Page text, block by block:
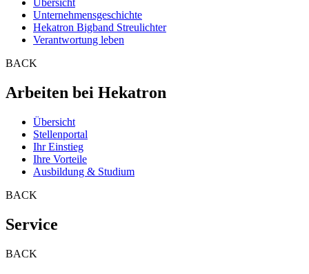
Übersicht
Unternehmensgeschichte
Hekatron Bigband Streulichter
Verantwortung leben
BACK
Arbeiten bei Hekatron
Übersicht
Stellenportal
Ihr Einstieg
Ihre Vorteile
Ausbildung & Studium
BACK
Service
BACK